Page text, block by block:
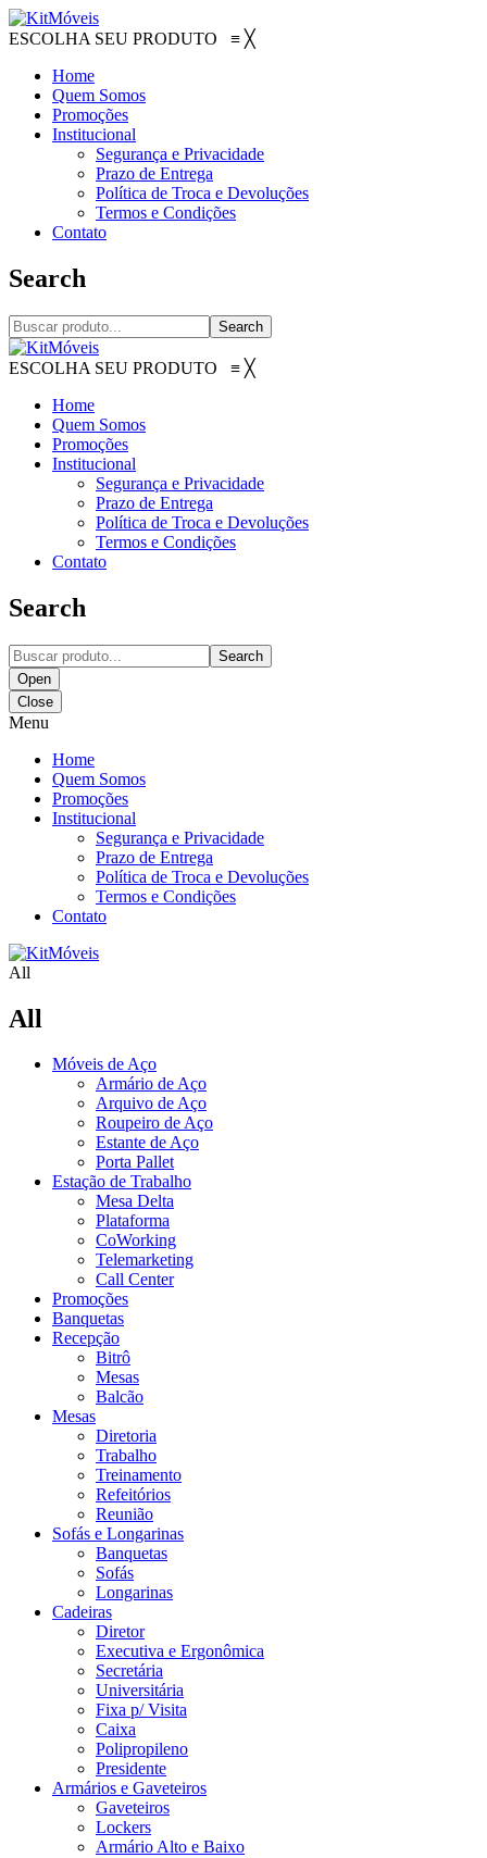
ESCOLHA SEU PRODUTO ≡ ╳
Home
Quem Somos
Promoções
Institucional
Segurança e Privacidade
Prazo de Entrega
Política de Troca e Devoluções
Termos e Condições
Contato
Search
Search
ESCOLHA SEU PRODUTO ≡ ╳
Home
Quem Somos
Promoções
Institucional
Segurança e Privacidade
Prazo de Entrega
Política de Troca e Devoluções
Termos e Condições
Contato
Search
Search
Open
Close
Menu
Home
Quem Somos
Promoções
Institucional
Segurança e Privacidade
Prazo de Entrega
Política de Troca e Devoluções
Termos e Condições
Contato
All
All
Móveis de Aço
Armário de Aço
Arquivo de Aço
Roupeiro de Aço
Estante de Aço
Porta Pallet
Estação de Trabalho
Mesa Delta
Plataforma
CoWorking
Telemarketing
Call Center
Promoções
Banquetas
Recepção
Bitrô
Mesas
Balcão
Mesas
Diretoria
Trabalho
Treinamento
Refeitórios
Reunião
Sofás e Longarinas
Banquetas
Sofás
Longarinas
Cadeiras
Diretor
Executiva e Ergonômica
Secretária
Universitária
Fixa p/ Visita
Caixa
Polipropileno
Presidente
Armários e Gaveteiros
Gaveteiros
Lockers
Armário Alto e Baixo